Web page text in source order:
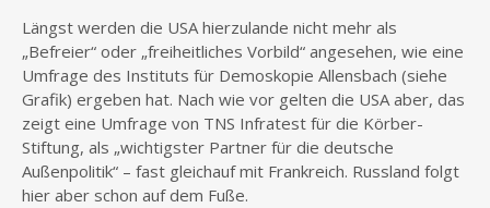
Längst werden die USA hierzulande nicht mehr als
„Befreier“ oder „freiheitliches Vorbild“ angesehen, wie eine
Umfrage des Instituts für Demoskopie Allensbach (siehe
Grafik) ergeben hat. Nach wie vor gelten die USA aber, das
zeigt eine Umfrage von TNS Infratest für die Körber-
Stiftung, als „wichtigster Partner für die deutsche
Außenpolitik“ – fast gleichauf mit Frankreich. Russland folgt
hier aber schon auf dem Fuße.